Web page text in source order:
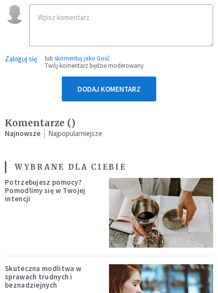
Zaloguj się lub skomentuj jako Gość
Twój komentarz będzie moderowany
DODAJ KOMENTARZ
Komentarze ()
Najnowsze Najpopularniejsze
WYBRANE DLA CIEBIE
Potrzebujesz pomocy?
Pomodlimy się w Twojej
intencji
Skuteczna modlitwa w
sprawach trudnych i
beznadziejnych